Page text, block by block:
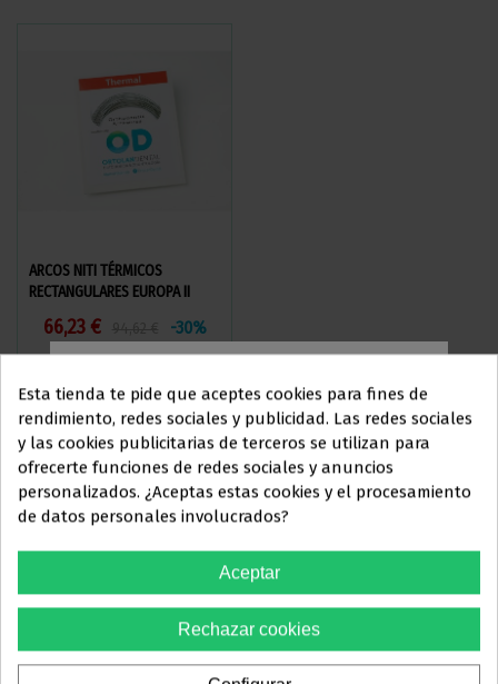
Este sitio web está dirigidoen
exclusivaa
PROFESIONALES DEL
SECTOR
ODONTOLÓGICO
Debes confirmar que eres
profesional dental
ARCOS NITI TÉRMICOS
RECTANGULARES EUROPA II
66,23 € -30%
Ver más Ver más
ELIJA UN MODELO
Ref. Medida
Precio
Cantidad
Plancha
Termolan
Esta tienda te pide que aceptes cookies para fines de
rendimiento, redes sociales y publicidad. Las redes sociales
y las cookies publicitarias de terceros se utilizan para
ofrecerte funciones de redes sociales y anuncios
personalizados. ¿Aceptas estas cookies y el procesamiento
de datos personales involucrados?
Aceptar
Rechazar cookies